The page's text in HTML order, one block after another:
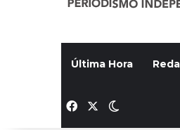
Última Hora
Facebook